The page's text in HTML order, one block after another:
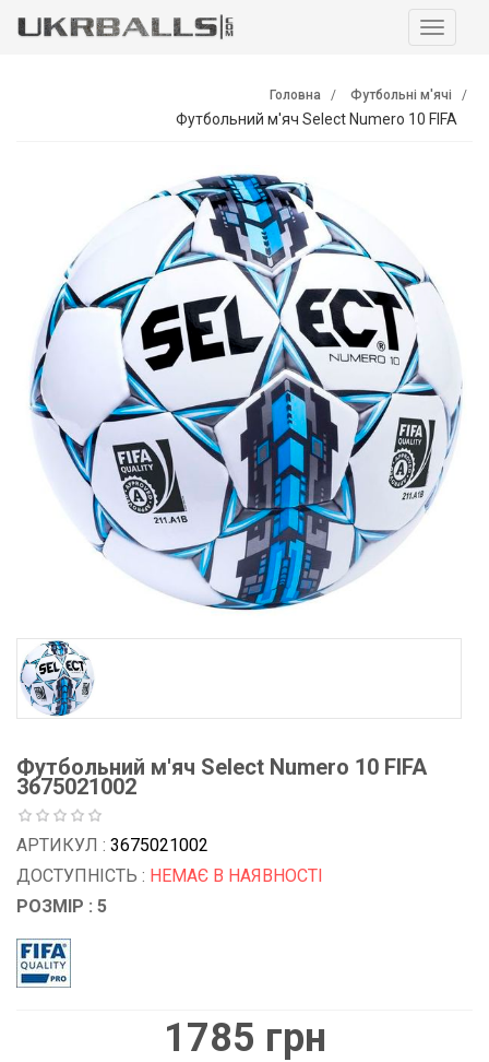
Головна Футбольні м'ячі
Футбольний м'яч Select Numero 10 FIFA
Футбольний м'яч Select Numero 10 FIFA
3675021002
АРТИКУЛ : 3675021002
ДОСТУПНІСТЬ : НЕМАЄ В НАЯВНОСТІ
РОЗМІР : 5
1785 грн